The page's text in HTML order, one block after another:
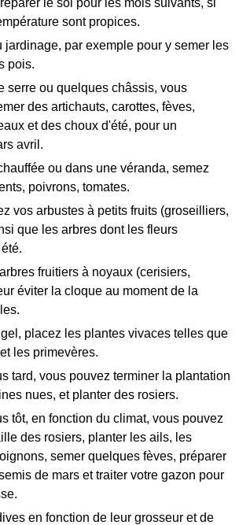
le sol pour les mois suivants, si
sont propices.
jardinage, par exemple pour y semer les
pois.
serre ou quelques châssis, vous
des artichauts, carottes, fèves,
et des choux d'été, pour un
avril.
ou dans une véranda, semez
poivrons, tomates.
vos arbustes à petits fruits (groseilliers,
que les arbres dont les fleurs
fruitiers à noyaux (cerisiers,
éviter la cloque au moment de la
placez les plantes vivaces telles que
les primevères.
tard, vous pouvez terminer la plantation
nues, et planter des rosiers.
tôt, en fonction du climat, vous pouvez
des rosiers, planter les ails, les
semer quelques fèves, préparer
de mars et traiter votre gazon pour
en fonction de leur grosseur et de